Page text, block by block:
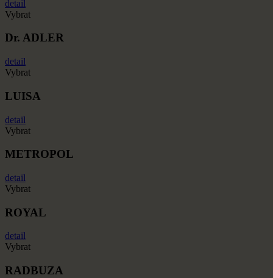
detail
Vybrat
Dr. ADLER
detail
Vybrat
LUISA
detail
Vybrat
METROPOL
detail
Vybrat
ROYAL
detail
Vybrat
RADBUZA